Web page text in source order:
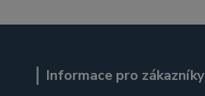
Informace pro zákazníky